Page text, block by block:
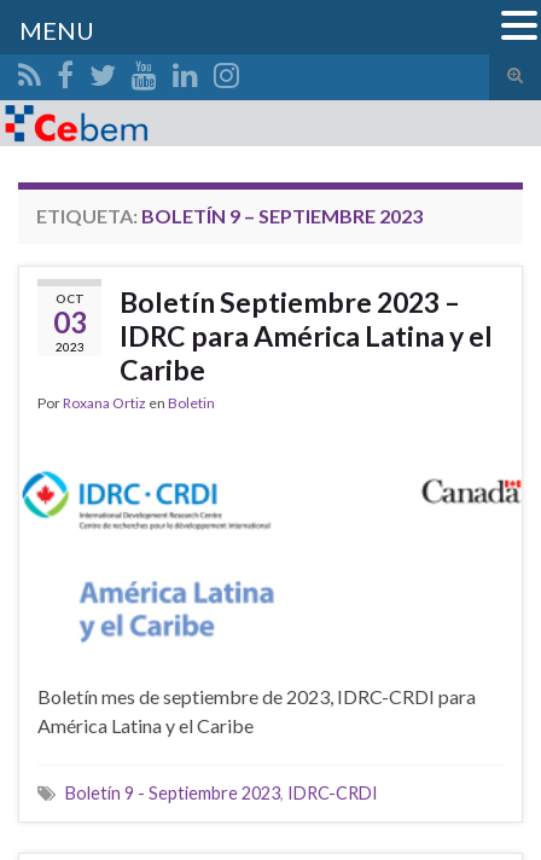
el
Search for:
ETIQUETA: BOLETÍN 9 – SEPTIEMBRE 2023
OCT
03
2023
Boletín Septiembre 2023 –
IDRC para América Latina y el
Caribe
PorRoxana Ortiz en Boletin
Boletín mes de septiembre de 2023, IDRC-CRDI para
América Latina y el Caribe
Boletín 9 - Septiembre 2023, IDRC-CRDI
MENU